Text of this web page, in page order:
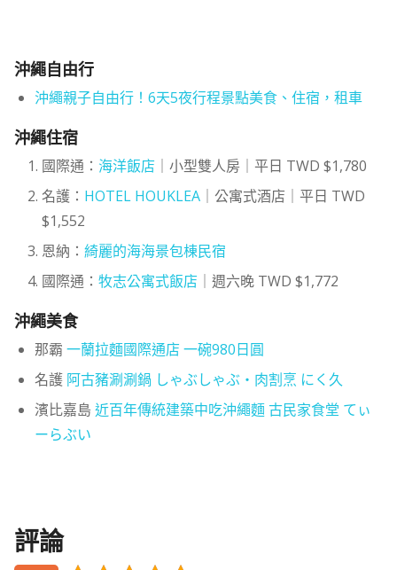
沖繩自由行
沖繩親子自由行！6天5夜行程景點美食、住宿，租車
沖繩住宿
國際通： 海洋飯店｜小型雙人房｜平日 TWD $1,780
名護： HOTEL HOUKLEA｜公寓式酒店｜平日 TWD
$1,552
恩納： 綺麗的海海景包棟民宿
國際通： 牧志公寓式飯店｜週六晚 TWD $1,772
沖繩美食
那霸 一蘭拉麵國際通店 一碗980日圓
名護 阿古豬涮涮鍋 しゃぶしゃぶ・肉割烹 にく久
濱比嘉島 近百年傳統建築中吃沖繩麵 古民家食堂 てぃ
ーらぶい
評論